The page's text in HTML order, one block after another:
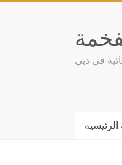
في دبي